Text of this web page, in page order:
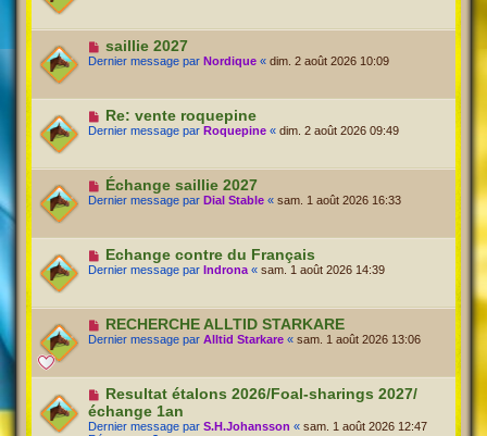
saillie 2027
Dernier message par Nordique « dim. 2 août 2026 10:09
Re: vente roquepine
Dernier message par Roquepine « dim. 2 août 2026 09:49
Échange saillie 2027
Dernier message par Dial Stable « sam. 1 août 2026 16:33
Echange contre du Français
Dernier message par Indrona « sam. 1 août 2026 14:39
RECHERCHE ALLTID STARKARE
Dernier message par Alltid Starkare « sam. 1 août 2026 13:06
Resultat étalons 2026/Foal-sharings 2027/
échange 1an
Dernier message par S.H.Johansson « sam. 1 août 2026 12:47